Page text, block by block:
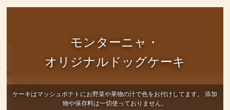
モンターニャ・
オリジナルドッグケーキ
ケーキはマッシュポテトにお野菜や果物の汁で色をお付けしてます。
添加
物や保存料は一切使っておりません。